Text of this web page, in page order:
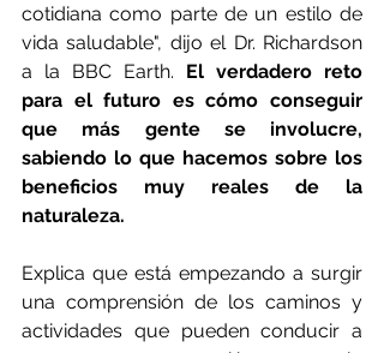
cotidiana como parte de un estilo de
vida saludable", dijo el Dr. Richardson
a la BBC Earth. El verdadero reto
para el futuro es cómo conseguir
que más gente se involucre,
sabiendo lo que hacemos sobre los
beneficios muy reales de la
naturaleza.
Explica que está empezando a surgir
una comprensión de los caminos y
actividades que pueden conducir a